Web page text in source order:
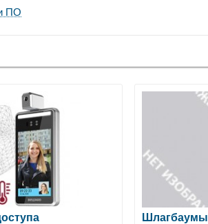
ПО
Шлагбаумы